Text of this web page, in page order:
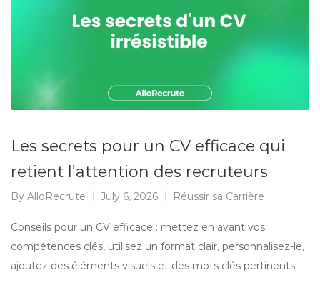
Les secrets pour un CV efficace qui
retient l’attention des recruteurs
By AlloRecrute July 6, 2026 Réussir sa Carrière
Conseils pour un CV efficace : mettez en avant vos
compétences clés, utilisez un format clair, personnalisez-le,
ajoutez des éléments visuels et des mots clés pertinents.